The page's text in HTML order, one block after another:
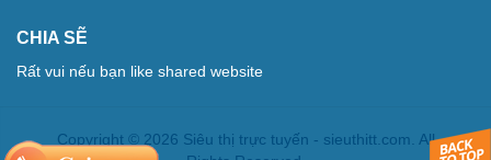
CHIA SẼ
Rất vui nếu bạn like shared website
Copyright © 2026 Siêu thị trực tuyến - sieuthitt.com. All